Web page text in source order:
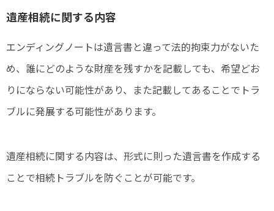
遺産相続に関する内容
エンディングノートは遺言書と違って法的拘束力がないた
め、誰にどのような財産を残すかを記載しても、希望どお
りにならない可能性があり、また記載してあることでトラ
ブルに発展する可能性があります。
遺産相続に関する内容は、形式に則った遺言書を作成する
ことで相続トラブルを防ぐことが可能です。